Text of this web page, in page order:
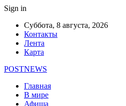
Sign in
Суббота, 8 августа, 2026
Контакты
Лента
Карта
POSTNEWS
Главная
В мире
Афиша